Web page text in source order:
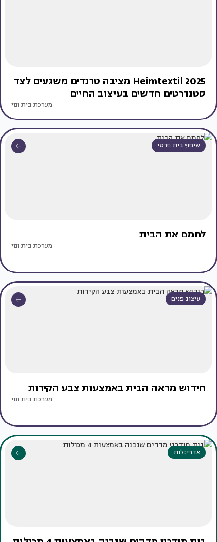
Heimtextil 2025 מציבה טרנדים משגעים לצד
סטנדרטים חדשים בעיצוב החיים
מערכת בית ונוי
שיפוץ בית פרטי
לחמם את הבית
מערכת בית ונוי
עיצוב פנים
חידוש מראה הבית באמצעות צבע הקירות
מערכת בית ונוי
אדריכלות